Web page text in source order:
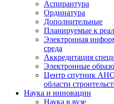
Аспирантура
Ординатура
Дополнительные
Планируемые к
Электронная
среда
Аккредитация
Электронные
Центр спутник
области
Наука и инновации
Наука в вузе